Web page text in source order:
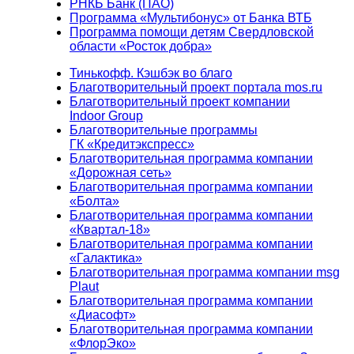
РНКБ Банк (ПАО)
Программа «Мультибонус» от Банка ВТБ
Программа помощи детям Свердловской
области «Росток добра»
Тинькофф. Кэшбэк во благо
Благотворительный проект портала mos.ru
Благотворительный проект компании
Indoor Group
Благотворительные программы
ГК «Кредитэкспресс»
Благотворительная программа компании
«Дорожная сеть»
Благотворительная программа компании
«Болта»
Благотворительная программа компании
«Квартал-18»
Благотворительная программа компании
«Галактика»
Благотворительная программа компании msg
Plaut
Благотворительная программа компании
«Диасофт»
Благотворительная программа компании
«ФлорЭко»